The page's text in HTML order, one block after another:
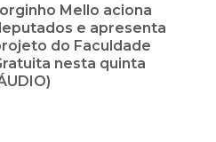
Mello aciona
e apresenta
do Faculdade
nesta quinta